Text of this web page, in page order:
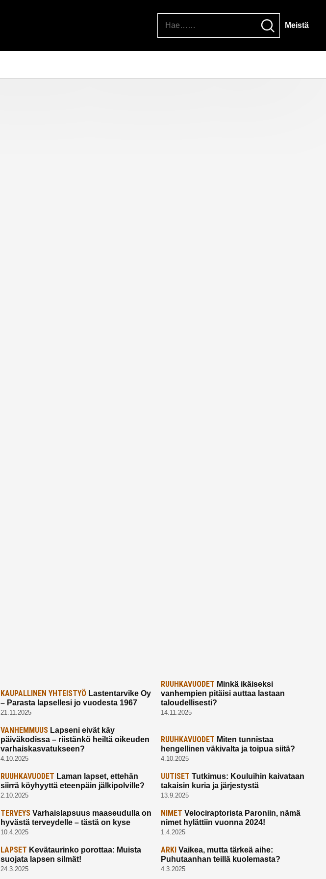
Meistä
KAUPALLINEN YHTEISTYÖLastentarvike Oy
– Parasta lapsellesi jo vuodesta 1967
21.11.2025
RUUHKAVUODET Minkä ikäiseksi
vanhempien pitäisi auttaa lastaan
taloudellisesti?
14.11.2025
VANHEMMUUSLapseni eivät käy
päiväkodissa – riistänkö heiltä oikeuden
varhaiskasvatukseen?
4.10.2025
RUUHKAVUODET Miten tunnistaa
hengellinen väkivalta ja toipua siitä?
4.10.2025
RUUHKAVUODET Laman lapset, ettehän
siirrä köyhyyttä eteenpäin jälkipolville?
2.10.2025
UUTISET Tutkimus: Kouluihin kaivataan
takaisin kuria ja järjestystä
13.9.2025
TERVEYSVarhaislapsuus maaseudulla on
hyvästä terveydelle – tästä on kyse
10.4.2025
NIMET Velociraptorista Paroniin, nämä
nimet hylättiin vuonna 2024!
1.4.2025
LAPSET Kevätaurinko porottaa: Muista
suojata lapsen silmät!
24.3.2025
ARKI Vaikea, mutta tärkeä aihe:
Puhutaanhan teillä kuolemasta?
4.3.2025